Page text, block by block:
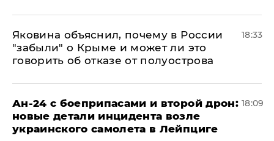
Яковина объяснил, почему в России
"забыли" о Крыме и может ли это
говорить об отказе от полуострова
18:33
Ан-24 с боеприпасами и второй дрон:
новые детали инцидента возле
украинского самолета в Лейпциге
18:09